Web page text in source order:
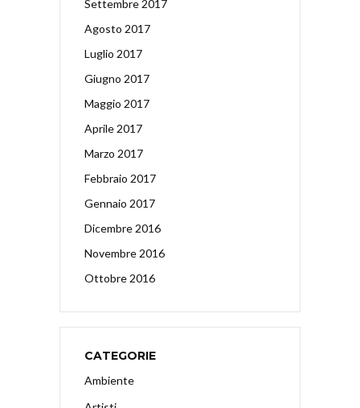
Settembre 2017
Agosto 2017
Luglio 2017
Giugno 2017
Maggio 2017
Aprile 2017
Marzo 2017
Febbraio 2017
Gennaio 2017
Dicembre 2016
Novembre 2016
Ottobre 2016
CATEGORIE
Ambiente